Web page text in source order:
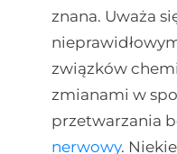
znana. Uważa
związków
zmianami w
przetwarzania
nerwowy.